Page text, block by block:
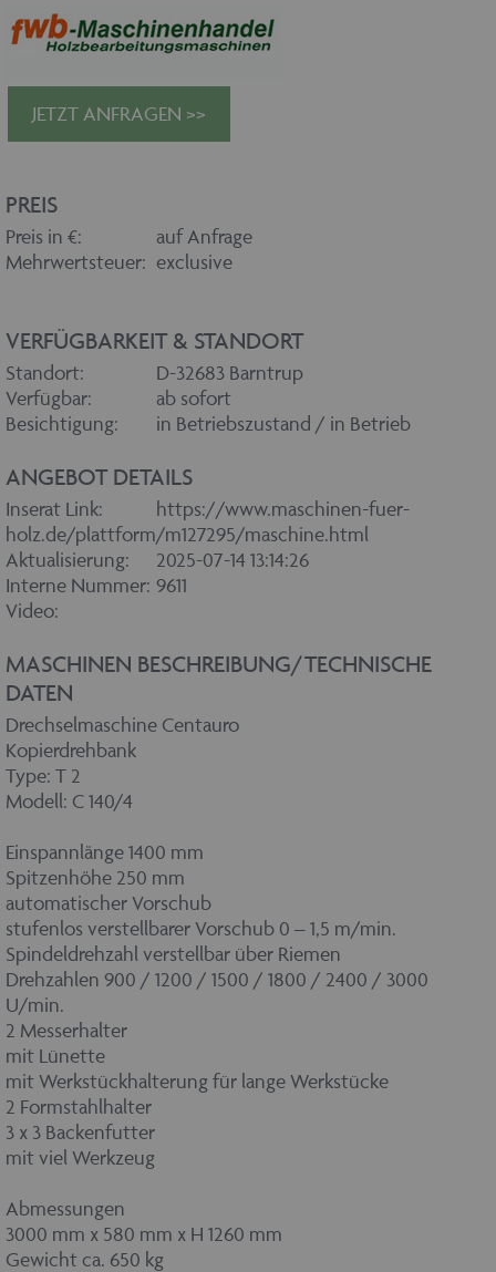
JETZT ANFRAGEN >>
PREIS
Preis in €:
auf Anfrage
Mehrwertsteuer: exclusive
VERFÜGBARKEIT & STANDORT
Standort:
D-32683 Barntrup
Verfügbar:
ab sofort
Besichtigung:
in Betriebszustand / in Betrieb
ANGEBOT DETAILS
Inserat Link:
https://www.maschinen-fuer-
holz.de/plattform/m127295/maschine.html
Aktualisierung:
2025-07-14 13:14:26
Interne Nummer: 9611
Video:
MASCHINEN BESCHREIBUNG/TECHNISCHE
DATEN
Drechselmaschine Centauro
Kopierdrehbank
Type: T 2
Modell: C 140/4
Einspannlänge 1400 mm
Spitzenhöhe 250 mm
automatischer Vorschub
stufenlos verstellbarer Vorschub 0 – 1,5 m/min.
Spindeldrehzahl verstellbar über Riemen
Drehzahlen 900 / 1200 / 1500 / 1800 / 2400 / 3000
U/min.
2 Messerhalter
mit Lünette
mit Werkstückhalterung für lange Werkstücke
2 Formstahlhalter
3 x 3 Backenfutter
mit viel Werkzeug
Abmessungen
3000 mm x 580 mm x H 1260 mm
Gewicht ca. 650 kg